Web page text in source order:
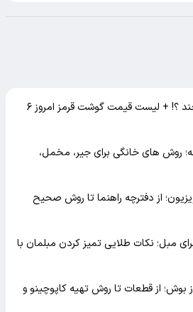
گوشت خورشتی کیلویی چند ؟! + لیست قیمت گوشت قرمز امروز ۶
روش های خانگی برای جیر، مخمل،
از دفترچه راهنما تا روش صحیح
مبل؛ نکات طلایی تمیز کردن مبلمان با
بوش؛ از قطعات تا روش تهیه کاپوچینو و